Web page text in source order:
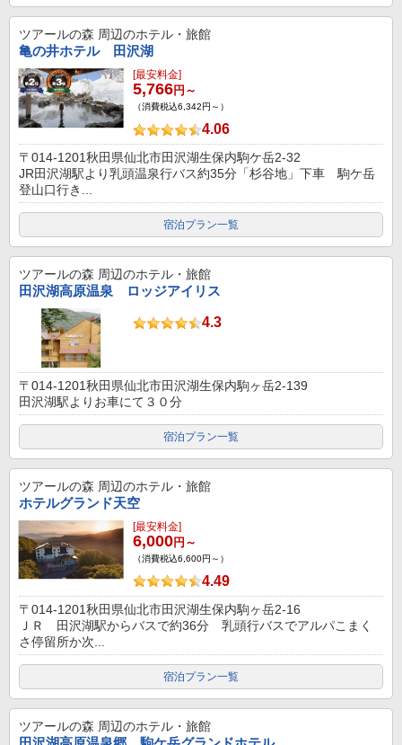
ツアールの森 周辺のホテル・旅館
亀の井ホテル 田沢湖
[最安料金]
5,766円～
（消費税込6,342円～）
4.06
〒014-1201秋田県仙北市田沢湖生保内駒ケ岳2-32
JR田沢湖駅より乳頭温泉行バス約35分「杉谷地」下車 駒ケ岳
登山口行き...
宿泊プラン一覧
ツアールの森 周辺のホテル・旅館
田沢湖高原温泉 ロッジアイリス
4.3
〒014-1201秋田県仙北市田沢湖生保内駒ヶ岳2-139
田沢湖駅よりお車にて３０分
宿泊プラン一覧
ツアールの森 周辺のホテル・旅館
ホテルグランド天空
[最安料金]
6,000円～
（消費税込6,600円～）
4.49
〒014-1201秋田県仙北市田沢湖生保内駒ヶ岳2-16
ＪＲ 田沢湖駅からバスで約36分 乳頭行バスでアルパこまく
さ停留所か次...
宿泊プラン一覧
ツアールの森 周辺のホテル・旅館